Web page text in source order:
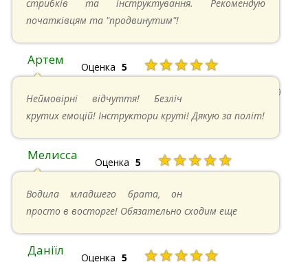
стрибків та інструктування. Рекомендую
початківцям та "продвинутим"!
Артем Оценка 5 ★★★★★
22.06.2024 в 15:59
Неймовірні відчуття! Безліч
крутих емоцій! Інструктори круті! Дякую за політ!
Мелисса Оценка 5 ★★★★★
Водила младшего брата, он
просто в восторге! Обязательно сходим еще
Даніїл Оценка 5 ★★★★★